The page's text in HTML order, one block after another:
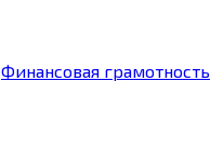
Финансовая грамотность